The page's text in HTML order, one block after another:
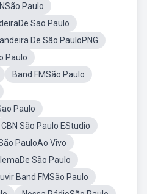
Paulo
Sao Paulo
De São PauloPNG
Paulo
Band FMSão Paulo
Paulo
CBN São Paulo EStudio
PauloAo Vivo
São Paulo
Band FMSão Paulo